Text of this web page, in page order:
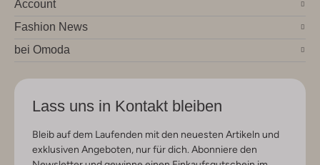
Account
Fashion News
bei Omoda
Lass uns in Kontakt bleiben
Bleib auf dem Laufenden mit den neuesten Artikeln und
exklusiven Angeboten, nur für dich. Abonniere den